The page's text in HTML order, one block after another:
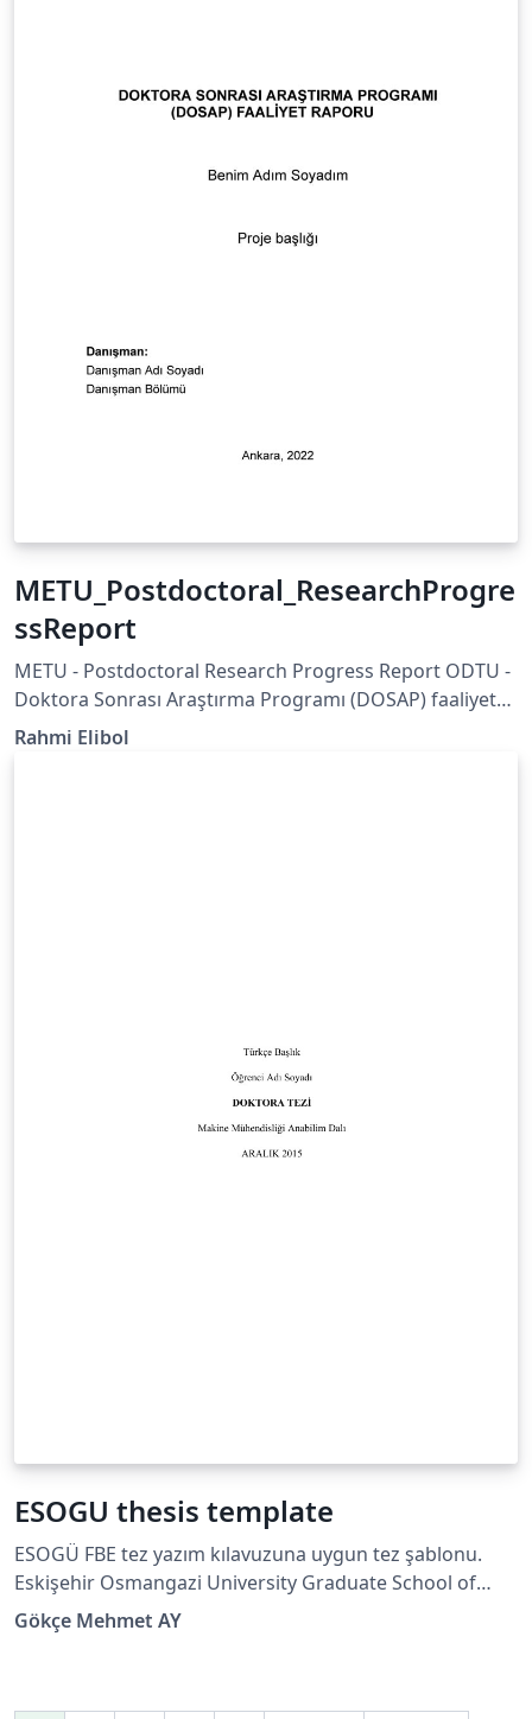
METU_Postdoctoral_ResearchProgre
ssReport
METU - Postdoctoral Research Progress Report ODTU -
Doktora Sonrası Araştırma Programı (DOSAP) faaliyet
raporu.
Rahmi Elibol
ESOGU thesis template
ESOGÜ FBE tez yazım kılavuzuna uygun tez şablonu.
Eskişehir Osmangazi University Graduate School of
Natural and Applied Sciences thesis template
Gökçe Mehmet AY